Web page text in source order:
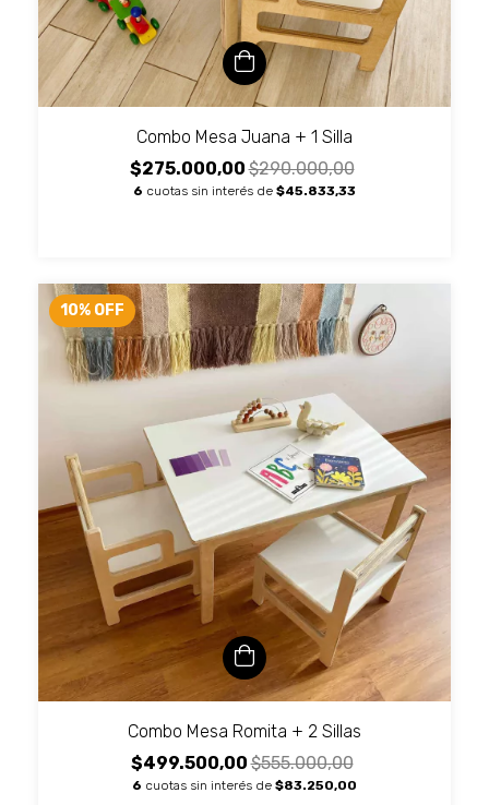
Combo Mesa Juana + 1 Silla
$275.000,00$290.000,00
6 cuotas sin interés de $45.833,33
10% OFF
Combo Mesa Romita + 2 Sillas
$499.500,00$555.000,00
6 cuotas sin interés de $83.250,00